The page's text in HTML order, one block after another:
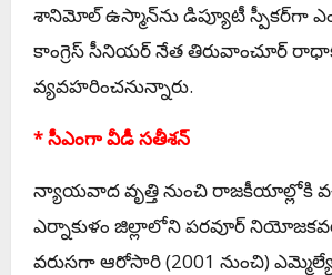
శానిమోల్ ఉస్మాన్‌ను డిప్యూటీ స్పీకర్‌గా
కాంగ్రెస్ సీనియర్ నేత తిరువాంచూర్
వ్యవహరించనున్నారు.
* సీఎంగా వీడీ సతీశన్
న్యాయవాద వృత్తి నుంచి రాజకీయాల్లోకి
ఎర్నాకుళం జిల్లాలోని పరవూర్
వరుసగా ఆరోసారి (2001 నుంచి)